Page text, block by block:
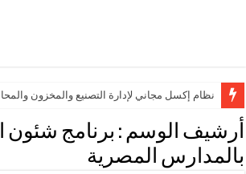
نظام إكسل مجاني لإدارة التصنيع والمخزون
أرشيف الوسم : برنامج شئون
بالمدارس المصرية